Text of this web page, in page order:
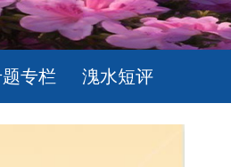
专栏 溾水短评